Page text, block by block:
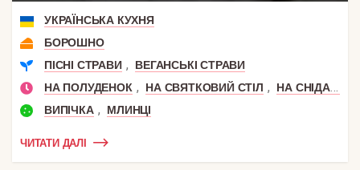
УКРАЇНСЬКА КУХНЯ
БОРОШНО
ПІСНІ СТРАВИ ,
ВЕГАНСЬКІ СТРАВИ
НА ПОЛУДЕНОК , НА СВЯТКОВИЙ СТІЛ , НА СНІДАНОК
ВИПІЧКА , МЛИНЦІ
ЧИТАТИ ДАЛІ